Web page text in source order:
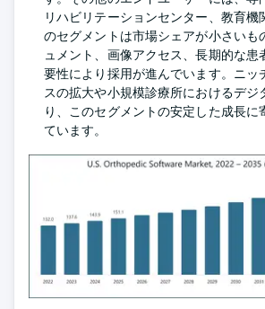
リハビリテーションセンター、教育機
のセグメントは市場シェアが小さいも
ュメント、画像アクセス、長期的な患
要性により採用が進んでいます。ニッ
スの拡大や小規模診療所におけるデジ
り、このセグメントの安定した成長に
ています。